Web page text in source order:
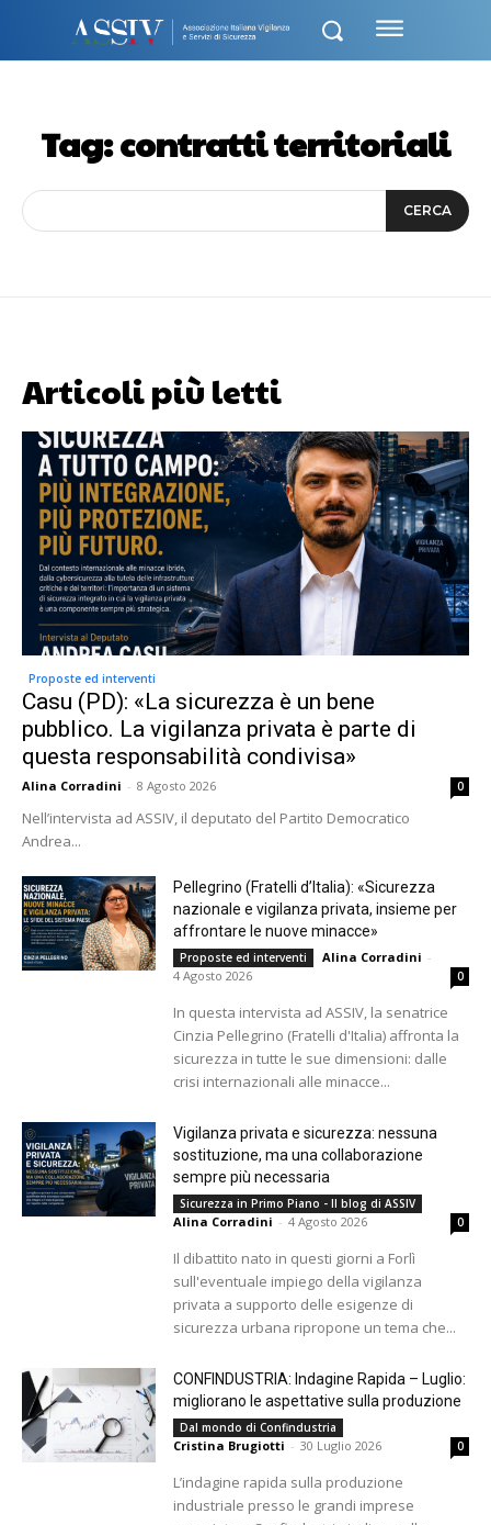
Tag:contratti territoriali
CERCA
Articoli più letti
Proposte ed interventi
Casu (PD): «La sicurezza è un bene
pubblico. La vigilanza privata è parte di
questa responsabilità condivisa»
Alina Corradini - 8 Agosto 2026 0
Nell’intervista ad ASSIV, il deputato del Partito Democratico
Andrea...
Pellegrino (Fratelli d’Italia): «Sicurezza
nazionale e vigilanza privata, insieme per
affrontare le nuove minacce»
Proposte ed interventi Alina Corradini -
4 Agosto 2026
0
In questa intervista ad ASSIV, la senatrice
Cinzia Pellegrino (Fratelli d'Italia) affronta la
sicurezza in tutte le sue dimensioni: dalle
crisi internazionali alle minacce...
Vigilanza privata e sicurezza: nessuna
sostituzione, ma una collaborazione
sempre più necessaria
Sicurezza in Primo Piano - Il blog di ASSIV
Alina Corradini - 4 Agosto 2026 0
Il dibattito nato in questi giorni a Forlì
sull'eventuale impiego della vigilanza
privata a supporto delle esigenze di
sicurezza urbana ripropone un tema che...
CONFINDUSTRIA: Indagine Rapida – Luglio:
migliorano le aspettative sulla produzione
Dal mondo di Confindustria
Cristina Brugiotti - 30 Luglio 2026 0
L’indagine rapida sulla produzione
industriale presso le grandi imprese